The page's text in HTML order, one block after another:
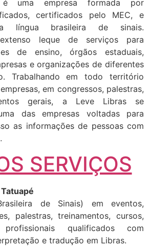
uma empresa formada por
certificados pelo MEC, e
língua brasileira de sinais.
leque de serviços para
de ensino, órgãos estaduais,
e organizações de diferentes
Trabalhando em todo território
em congressos, palestras,
gerais, a Leve Libras se
das empresas voltadas para
as informações de pessoas com
SERVIÇOS
Tatuapé
de Sinais) em eventos,
palestras, treinamentos, cursos,
qualificados com
e tradução em Libras.